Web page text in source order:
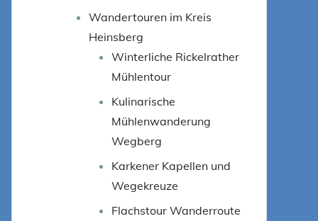
Wandertouren im Kreis
Heinsberg
Winterliche Rickelrather
Mühlentour
Kulinarische
Mühlenwanderung
Wegberg
Karkener Kapellen und
Wegekreuze
Flachstour Wanderroute